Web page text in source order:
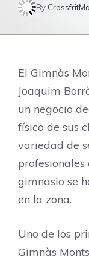
By
El Gimnàs
Joaquim
un negocio
físico de sus
variedad de
gimnasio se
en la zona.
Uno de los
Gimnàs